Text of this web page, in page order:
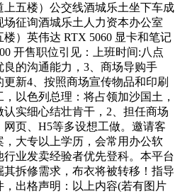
五楼）公交线酒城乐土坐下车成
征询酒城乐土人力资本办公室
楼）英伟达 RTX 5060 显卡和笔记
开售职位引见：上班时间:八点
的沟通能力，3、商场导购手
新4、按照商场宣传物品和印刷
以色列总理：将占领加沙国土，
实细心结壮肯干，2、担任商场
页、H5等多设想工做。邀请客
，大专以上学历，会常用办公软
业发卖经验者优先登科。本平台
拆修需求，布衣将被转移！指导
出格声明：以上内容(若有图片